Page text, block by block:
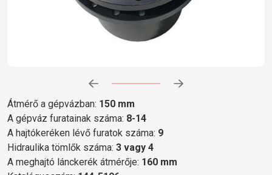
Átmérő a gépvázban: 150 mm
A gépváz furatainak száma: 8-14
A hajtókeréken lévő furatok száma: 9
Hidraulika tömlők száma: 3 vagy 4
A meghajtó lánckerék átmérője: 160 mm